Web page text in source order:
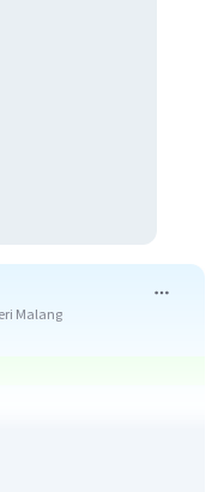
Malang